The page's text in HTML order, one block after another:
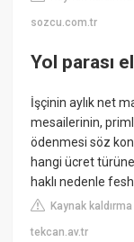
sozcu.com.tr
Yol parası
İşçinin aylık net
mesailerinin,
ödenmesi söz
hangi ücret
haklı nedenle
Kaynak
tekcan.av.tr